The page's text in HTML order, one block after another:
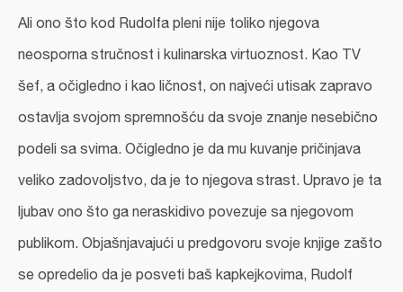
Ali ono što kod Rudolfa pleni nije toliko njegova
neosporna stručnost i kulinarska virtuoznost. Kao TV
šef, a očigledno i kao ličnost, on najveći utisak zapravo
ostavlja svojom spremnošću da svoje znanje nesebično
podeli sa svima. Očigledno je da mu kuvanje pričinjava
veliko zadovoljstvo, da je to njegova strast. Upravo je ta
ljubav ono što ga neraskidivo povezuje sa njegovom
publikom. Objašnjavajući u predgovoru svoje knjige zašto
se opredelio da je posveti baš kapkejkovima, Rudolf